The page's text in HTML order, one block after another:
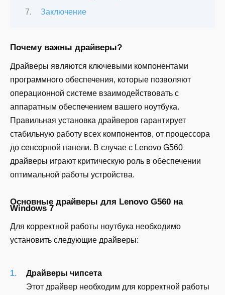
Заключение
Почему важны драйверы?
Драйверы являются ключевыми компонентами
программного обеспечения, которые позволяют
операционной системе взаимодействовать с
аппаратным обеспечением вашего ноутбука.
Правильная установка драйверов гарантирует
стабильную работу всех компонентов, от процессора
до сенсорной панели. В случае с Lenovo G560
драйверы играют критическую роль в обеспечении
оптимальной работы устройства.
Основные драйверы для Lenovo G560 на
Windows 7
Для корректной работы ноутбука необходимо
установить следующие драйверы:
Драйверы чипсета
Этот драйвер необходим для корректной работы